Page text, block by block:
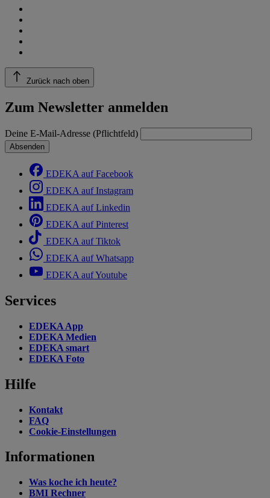
Zurück nach oben
Zum Newsletter anmelden
Deine E-Mail-Adresse (Pflichtfeld)
Absenden
EDEKA auf Facebook
EDEKA auf Instagram
EDEKA auf Linkedin
EDEKA auf Pinterest
EDEKA auf Tiktok
EDEKA auf Whatsapp
EDEKA auf Youtube
Services
EDEKA App
EDEKA Medien
EDEKA smart
EDEKA Foto
Hilfe
Kontakt
FAQ
Cookie-Einstellungen
Informationen
Was koche ich heute?
BMI Rechner